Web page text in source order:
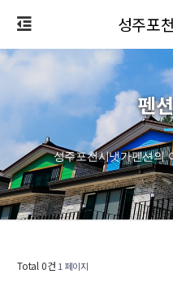
성주포
펜
성주포천시냇가펜션의
Total 0건 1 페이지